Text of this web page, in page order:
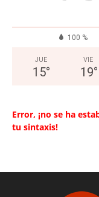
100 %
JUE
15°
VIE
19°
Error, ¡no se ha
tu sintaxis!